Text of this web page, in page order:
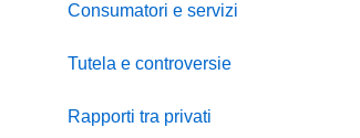
Consumatori e servizi
Tutela e controversie
Rapporti tra privati